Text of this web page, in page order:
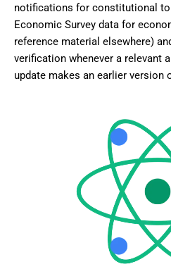
notifications for constitutional
Economic Survey data for
reference material elsewhere)
verification whenever a relevant
update makes an earlier version